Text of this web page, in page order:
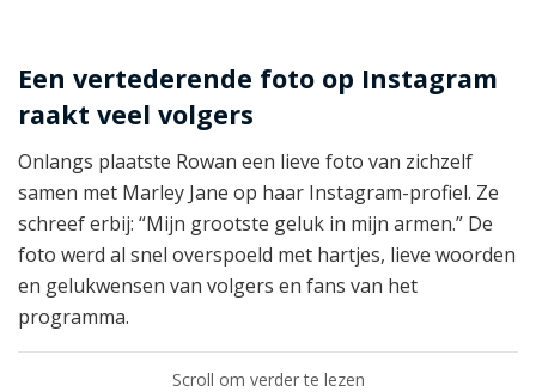
Een vertederende foto op Instagram
raakt veel volgers
Onlangs plaatste Rowan een lieve foto van zichzelf
samen met Marley Jane op haar Instagram-profiel. Ze
schreef erbij: “Mijn grootste geluk in mijn armen.” De
foto werd al snel overspoeld met hartjes, lieve woorden
en gelukwensen van volgers en fans van het
programma.
Scroll om verder te lezen